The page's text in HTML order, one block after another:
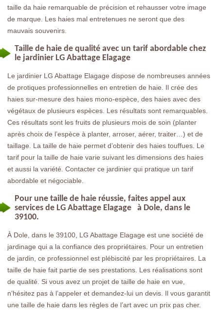
taille da haie remarquable de précision et rehausser votre image
de marque. Les haies mal entretenues ne seront que des
mauvais souvenirs.
Taille de haie de qualité avec un tarif abordable chez
le jardinier LG Abattage Elagage
Le jardinier LG Abattage Elagage dispose de nombreuses années
de protiques professionnelles en entretien de haie. Il crée des
haies sur-mesure des haies mono-espèce, des haies avec des
végétaux de plusieurs espèces. Les résultats sont remarquables.
Ces résultats sont les fruits de plusieurs mois de soin (planter
après choix de l’espèce à planter, arroser, aérer, traiter…) et de
taillage. La taille de haie permet d’obtenir des haies touffues. Le
tarif pour la taille de haie varie suivant les dimensions des haies
et aussi la variété. Contacter ce jardinier qui pratique un tarif
abordable et négociable.
Pour une taille de haie réussie, faites appel aux
services de LG Abattage Elagage à Dole, dans le
39100.
À Dole, dans le 39100, LG Abattage Elagage est une société de
jardinage qui a la confiance des propriétaires. Pour un entretien
de jardin, ce professionnel est plébiscité par les propriétaires. La
taille de haie fait partie de ses prestations. Les réalisations sont
de qualité. Si vous avez un projet de taille de haie en vue,
n’hésitez pas à l’appeler et demandez-lui un devis. Il vous garantit
une taille de haie dans les règles de l’art avec un prix pas cher.